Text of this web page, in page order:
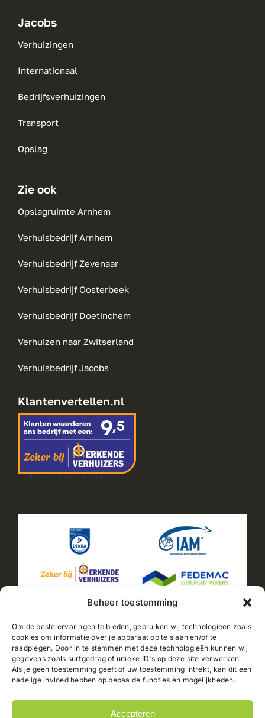
Beheer toestemming
Om de beste ervaringen te bieden, gebruiken wij technologieën zoals
cookies om informatie over je apparaat op te slaan en/of te
raadplegen. Door in te stemmen met deze technologieën kunnen wij
gegevens zoals surfgedrag of unieke ID's op deze site verwerken.
Als je geen toestemming geeft of uw toestemming intrekt, kan dit een
nadelige invloed hebben op bepaalde functies en mogelijkheden.
Accepteren
Jacobs
Verhuizingen
Internationaal
Bedrijfsverhuizingen
Transport
Opslag
Zie ook
Opslagruimte Arnhem
Verhuisbedrijf Arnhem
Verhuisbedrijf Zevenaar
Verhuisbedrijf Oosterbeek
Verhuisbedrijf Doetinchem
Verhuizen naar Zwitserland
Verhuisbedrijf Jacobs
Klantenvertellen.nl
2025© Jacobs Verhuizingen |Sitemap|Privacyverklaring
|Cookiebeleid| Powered byPC-NL B.V.// Automatisch
huidig jaar weergeven document.getElementById("current-